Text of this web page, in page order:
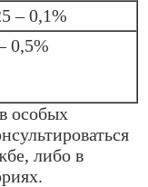
– 0,1%
0,5%
особых
либо в